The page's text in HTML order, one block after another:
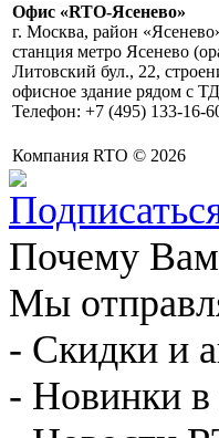
Офис «RTO-Ясенево»
г. Москва, район
станция метро Ясенево
Литовский бул., 22,
офисное здание рядом с
Телефон: +7 (495) 133-16-
Компания RTO © 2026
Почему Вам
Мы
- Скидки и
- Новинки